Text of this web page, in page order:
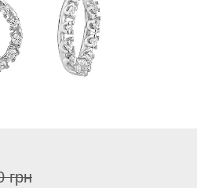
грн